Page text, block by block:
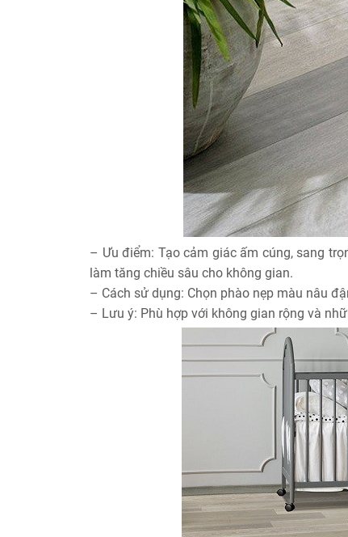
– Ưu điểm: Tạo cảm giác ấm cúng, sang
làm tăng chiều sâu cho không gian.
– Cách sử dụng: Chọn phào nẹp màu nâu
– Lưu ý: Phù hợp với không gian rộng và